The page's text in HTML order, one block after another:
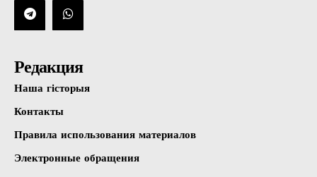
Редакция
Наша гісторыя
Контакты
Правила использования материалов
Электронные обращения